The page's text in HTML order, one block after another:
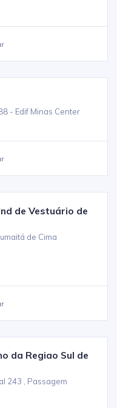
- Edif Minas Center
de Vestuário de
de Cima
da Regiao Sul de
243 , Passagem